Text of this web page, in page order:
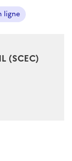
ligne
(SCEC)